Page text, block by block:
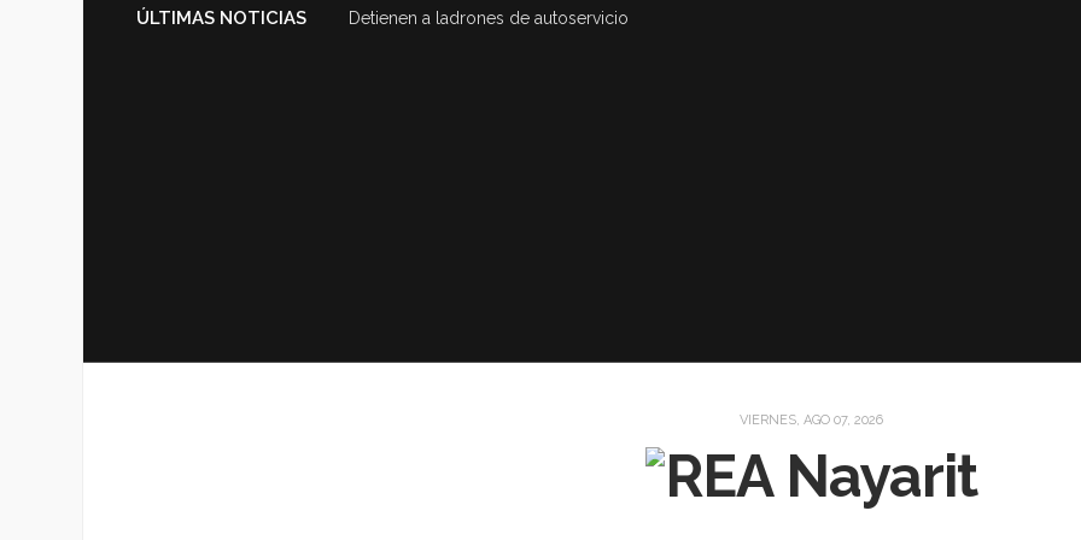
ÚLTIMAS NOTICIAS Detienen a ladrones de autoservicio
VIERNES, AGO 07, 2026